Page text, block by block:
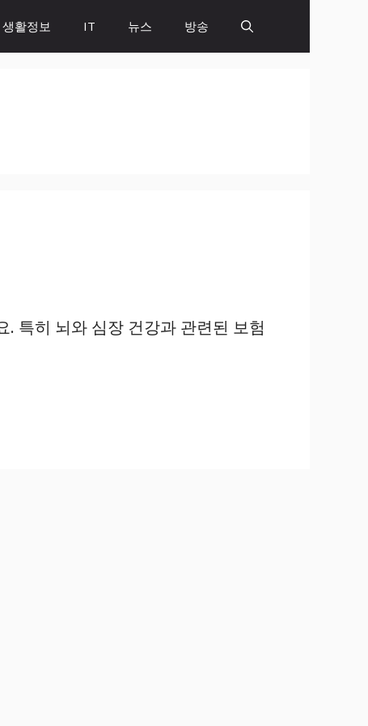
생활정보 IT 뉴스 방송
특히 뇌와 심장 건강과 관련된 보험